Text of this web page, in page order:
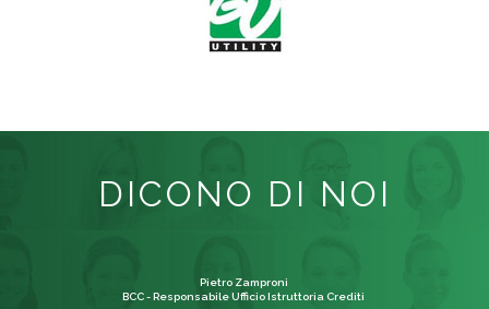
DICONO DI NOI
Pietro Zamproni
BCC - Responsabile Ufficio Istruttoria Crediti